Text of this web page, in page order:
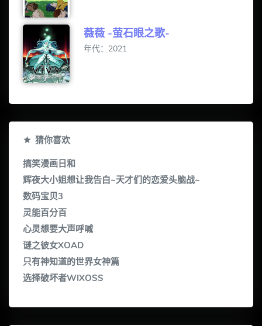
薇薇 -萤石眼之歌-
年代：2021
猜你喜欢
搞笑漫画日和
辉夜大小姐想让我告白~天才们的恋爱头脑战~
数码宝贝3
灵能百分百
心灵想要大声呼喊
谜之彼女XOAD
只有神知道的世界女神篇
选择破坏者WIXOSS